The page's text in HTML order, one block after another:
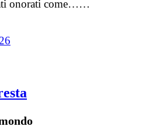
onorati come……